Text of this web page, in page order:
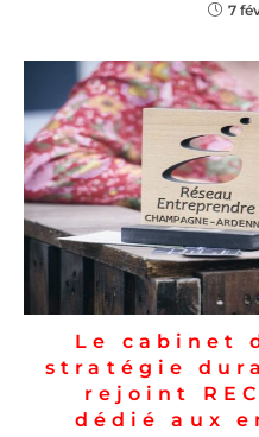
7
Le cabinet
stratégie
rejoint
dédié aux